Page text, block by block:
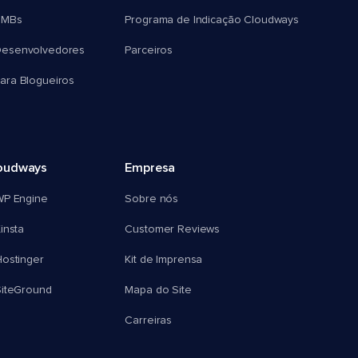
Blogueiros
Programa de Indicação Cloudways
Parceiros
Engine
Empresa
Sobre nós
Customer Reviews
Kit de Imprensa
Mapa do Site
Carreiras